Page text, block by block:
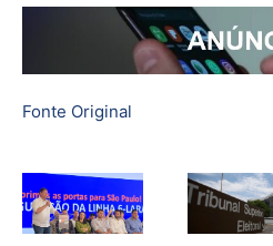
Fonte Original